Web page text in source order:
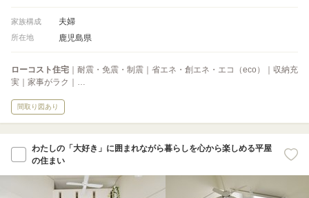
家族構成 夫婦
所在地 鹿児島県
ローコスト住宅 ｜耐震・免震・制震｜省エネ・創エネ・エコ（eco）｜収納充
実｜家事がラク｜…
間取り図あり
わたしの「大好き」に囲まれながら暮らしを心から楽しめる平屋
の住まい